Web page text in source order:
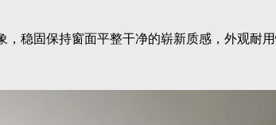
稳固保持窗面平整干净的崭新质感，外观耐